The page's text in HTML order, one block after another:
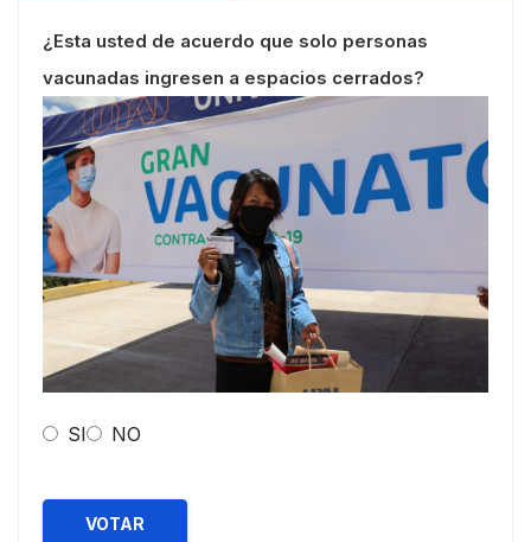
¿Esta usted de acuerdo que solo personas
vacunadas ingresen a espacios cerrados?
SI NO
VOTAR